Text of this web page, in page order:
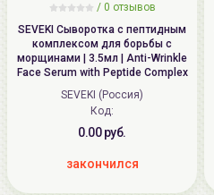
/ 0 отзывов
SEVEKI Сыворотка с пептидным
комплексом для борьбы c
морщинами | 3.5мл | Anti-Wrinkle
Face Serum with Peptide Complex
SEVEKI (Россия)
Код:
0.00 руб.
закончился